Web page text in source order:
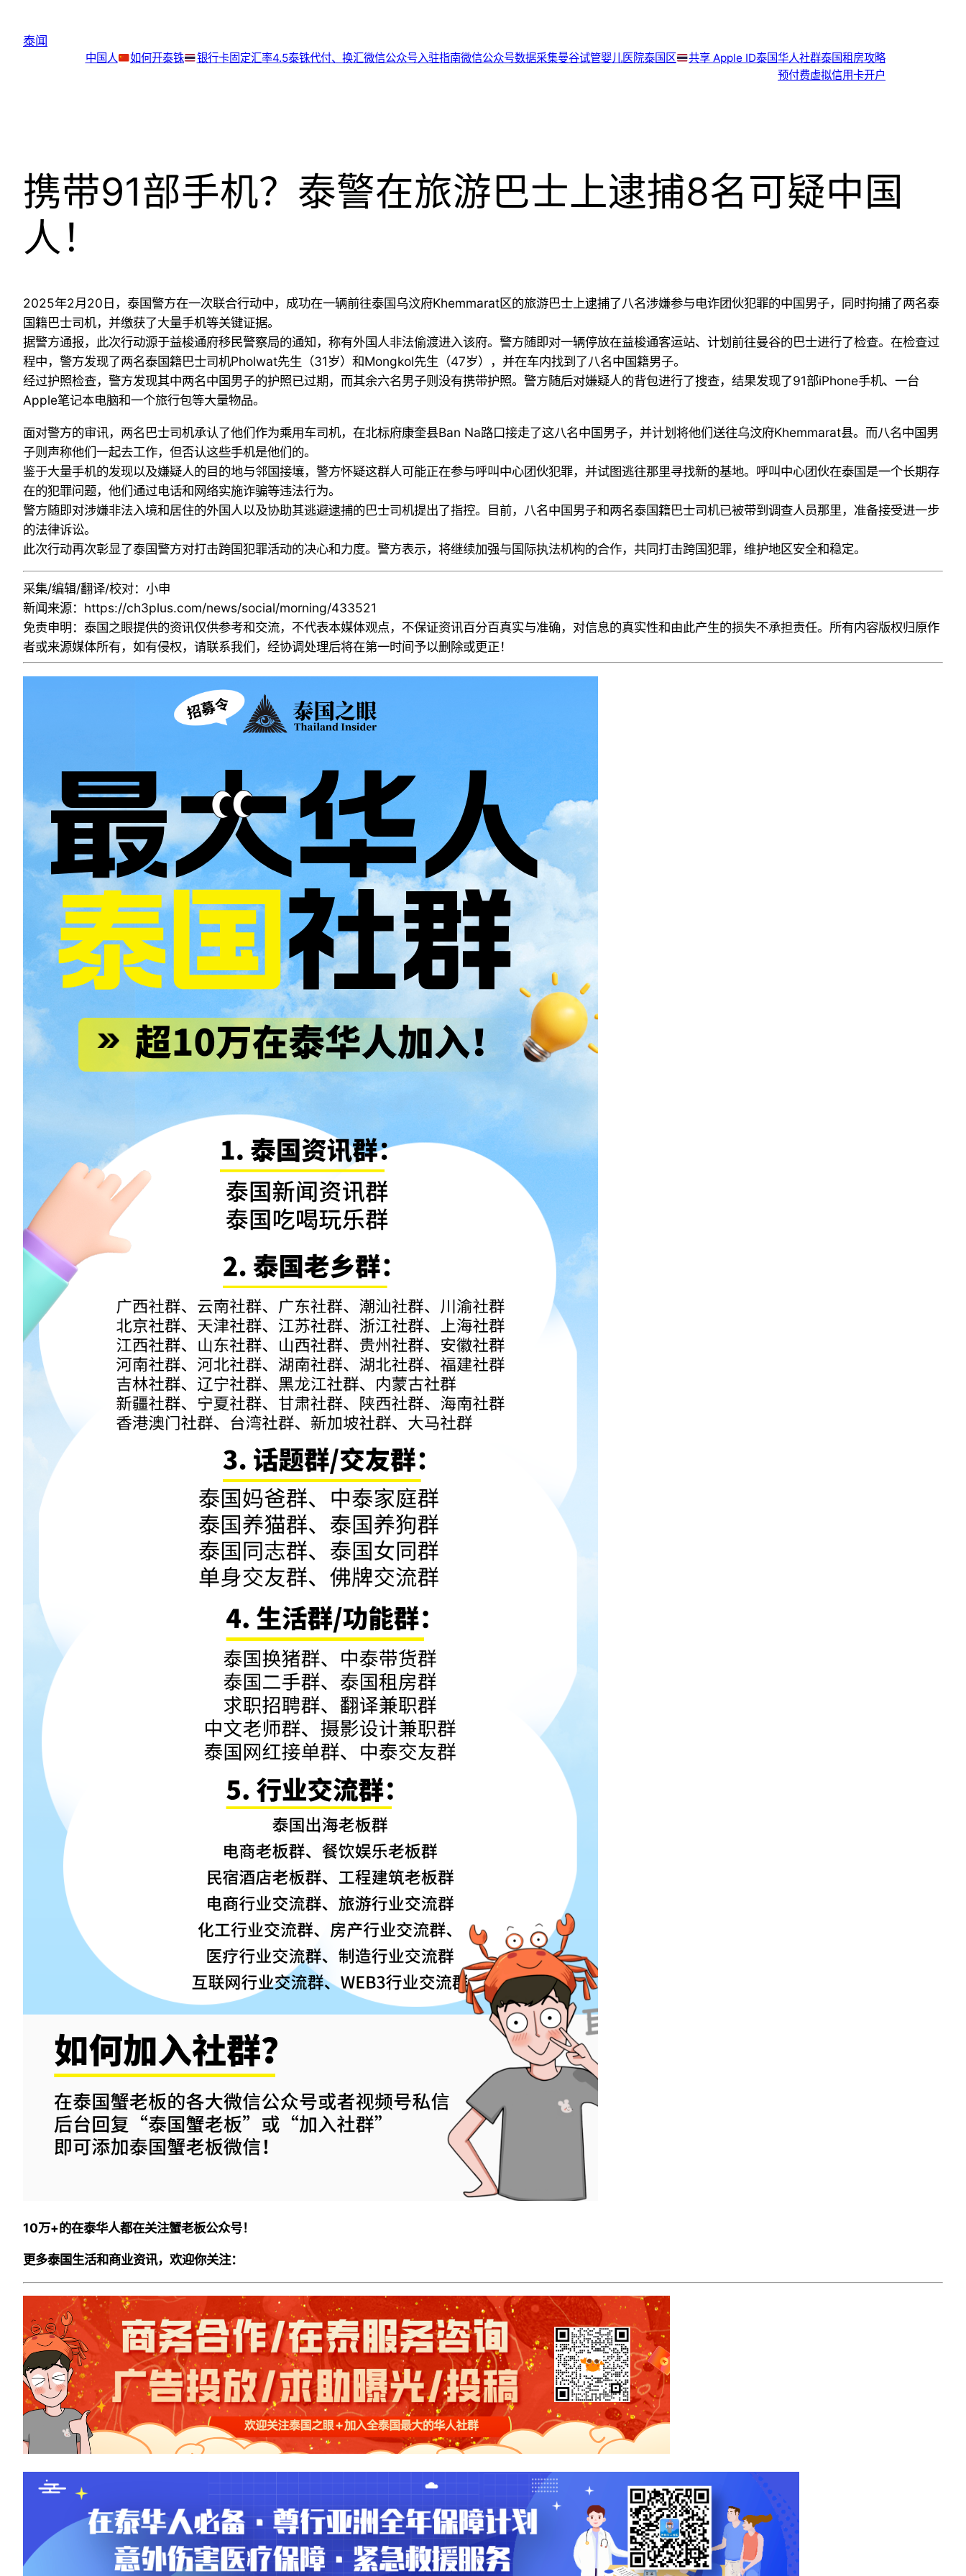
泰闻
中国人 如何开泰铢 银行卡固定汇率4.5泰铢代付、换汇微信公众号入驻指南微信公众号数据采集曼谷试管婴儿医院泰国区 共享 Apple ID泰国华人社群泰国租房攻略
预付费虚拟信用卡开户
携带91部手机？泰警在旅游巴士上逮捕8名可疑中国
人！
2025年2月20日，泰国警方在一次联合行动中，成功在一辆前往泰国乌汶府Khemmarat区的旅游巴士上逮捕了八名涉嫌参与电诈团伙犯罪的中国男子，同时拘捕了两名泰
国籍巴士司机，并缴获了大量手机等关键证据。
据警方通报，此次行动源于益梭通府移民警察局的通知，称有外国人非法偷渡进入该府。警方随即对一辆停放在益梭通客运站、计划前往曼谷的巴士进行了检查。在检查过
程中，警方发现了两名泰国籍巴士司机Pholwat先生（31岁）和Mongkol先生（47岁），并在车内找到了八名中国籍男子。
经过护照检查，警方发现其中两名中国男子的护照已过期，而其余六名男子则没有携带护照。警方随后对嫌疑人的背包进行了搜查，结果发现了91部iPhone手机、一台
Apple笔记本电脑和一个旅行包等大量物品。
面对警方的审讯，两名巴士司机承认了他们作为乘用车司机，在北标府康奎县Ban Na路口接走了这八名中国男子，并计划将他们送往乌汶府Khemmarat县。而八名中国男
子则声称他们一起去工作，但否认这些手机是他们的。
鉴于大量手机的发现以及嫌疑人的目的地与邻国接壤，警方怀疑这群人可能正在参与呼叫中心团伙犯罪，并试图逃往那里寻找新的基地。呼叫中心团伙在泰国是一个长期存
在的犯罪问题，他们通过电话和网络实施诈骗等违法行为。
警方随即对涉嫌非法入境和居住的外国人以及协助其逃避逮捕的巴士司机提出了指控。目前，八名中国男子和两名泰国籍巴士司机已被带到调查人员那里，准备接受进一步
的法律诉讼。
此次行动再次彰显了泰国警方对打击跨国犯罪活动的决心和力度。警方表示，将继续加强与国际执法机构的合作，共同打击跨国犯罪，维护地区安全和稳定。
采集/编辑/翻译/校对：小申
新闻来源： https://ch3plus.com/news/social/morning/433521
免责申明：泰国之眼提供的资讯仅供参考和交流，不代表本媒体观点，不保证资讯百分百真实与准确，对信息的真实性和由此产生的损失不承担责任。所有内容版权归原作
者或来源媒体所有，如有侵权，请联系我们，经协调处理后将在第一时间予以删除或更正！
10万+的在泰华人都在关注蟹老板公众号！
更多泰国生活和商业资讯，欢迎你关注：